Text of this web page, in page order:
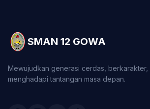
SMAN 12 GOWA
Mewujudkan generasi cerdas, berkarakter,
menghadapi tantangan masa depan.